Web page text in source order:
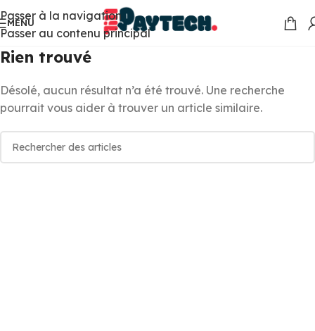
Passer à la navigation
Passer au contenu principal
MENU
Rien trouvé
Désolé, aucun résultat n’a été trouvé. Une recherche
pourrait vous aider à trouver un article similaire.